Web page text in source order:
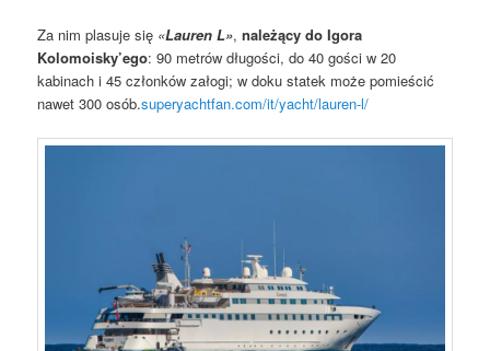
Za nim plasuje się «Lauren L», należący do Igora
Kolomoisky’ego: 90 metrów długości, do 40 gości w 20
kabinach i 45 członków załogi; w doku statek może pomieścić
nawet 300 osób.superyachtfan.com/it/yacht/lauren-l/